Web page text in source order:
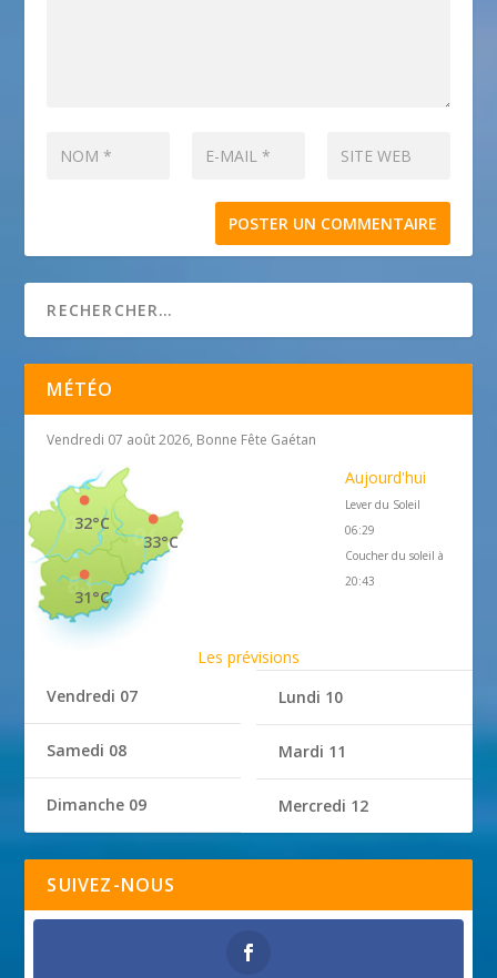
MÉTÉO
Vendredi 07 août 2026, Bonne Fête Gaétan
33°C
32°C
31°C
Aujourd'hui
Lever du Soleil
06:29
Coucher du soleil à
20:43
Les prévisions
Vendredi 07
Samedi 08
Dimanche 09
Lundi 10
Mardi 11
Mercredi 12
SUIVEZ-NOUS